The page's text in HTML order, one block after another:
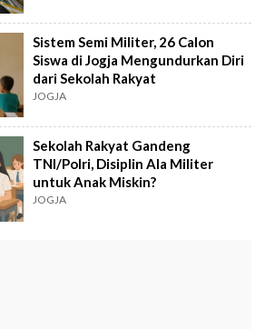
Sistem Semi Militer, 26 Calon
Siswa di Jogja Mengundurkan Diri
dari Sekolah Rakyat
JOGJA
Sekolah Rakyat Gandeng
TNI/Polri, Disiplin Ala Militer
untuk Anak Miskin?
JOGJA